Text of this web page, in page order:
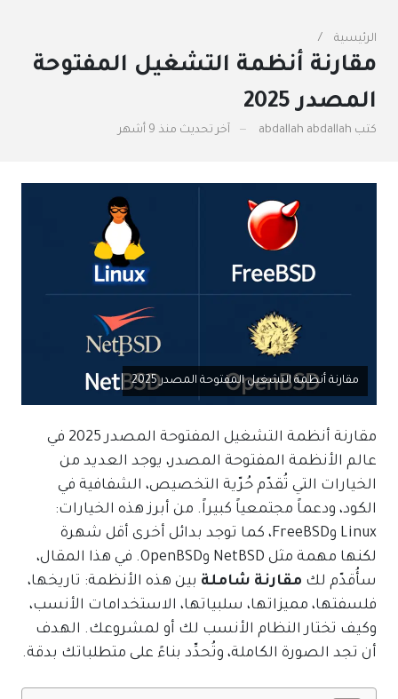
الرئيسية
مقارنة أنظمة التشغيل المفتوحة
المصدر 2025
كتب abdallah abdallah آخر تحديث منذ 9 أشهر
مقارنة أنظمة التشغيل المفتوحة المصدر 2025
مقارنة أنظمة التشغيل المفتوحة المصدر 2025 في
عالم الأنظمة المفتوحة المصدر، يوجد العديد من
الخيارات التي تُقدّم حُرّية التخصيص، الشفافية في
الكود، ودعماً مجتمعياً كبيراً. من أبرز هذه الخيارات:
Linux وFreeBSD، كما توجد بدائل أخرى أقل شهرة
لكنها مهمة مثل NetBSD وOpenBSD. في هذا المقال،
سأُقدّم لك مقارنة شاملة بين هذه الأنظمة: تاريخها،
فلسفتها، مميزاتها، سلبياتها، الاستخدامات الأنسب،
وكيف تختار النظام الأنسب لك أو لمشروعك. الهدف
أن تجد الصورة الكاملة، وتُحدِّد بناءً على متطلباتك بدقة.